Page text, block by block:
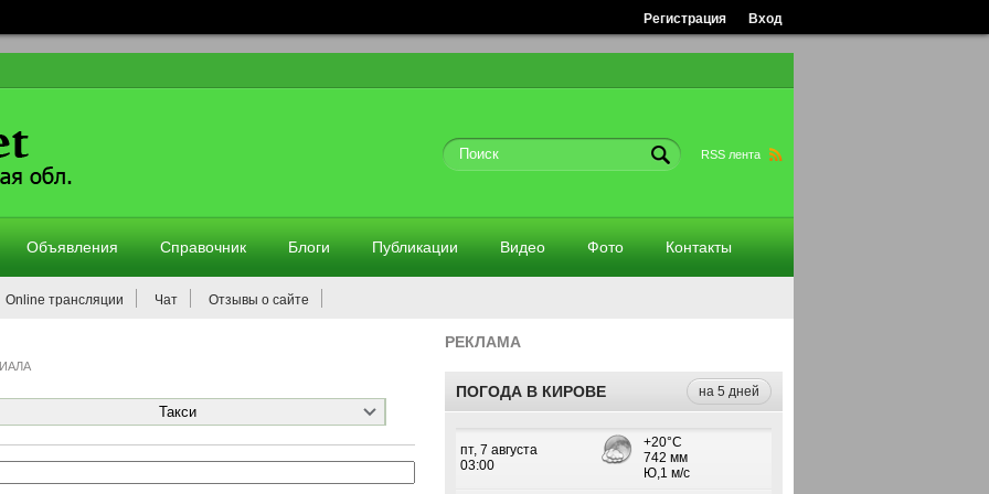
Вход
Регистрация
RSS лента
Объявления Справочник Блоги Публикации Видео Фото Контакты
Online трансляции Чат Отзывы о сайте
РЕКЛАМА
ПОГОДА В КИРОВЕ на 5 дней